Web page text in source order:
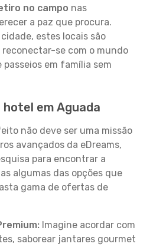
no campo nas
a paz que procura.
estes locais são
se com o mundo
em família sem
em Aguada
não deve ser uma missão
avançados da eDreams,
para encontrar a
algumas das opções que
gama de ofertas de
Imagine acordar com
saborear jantares gourmet